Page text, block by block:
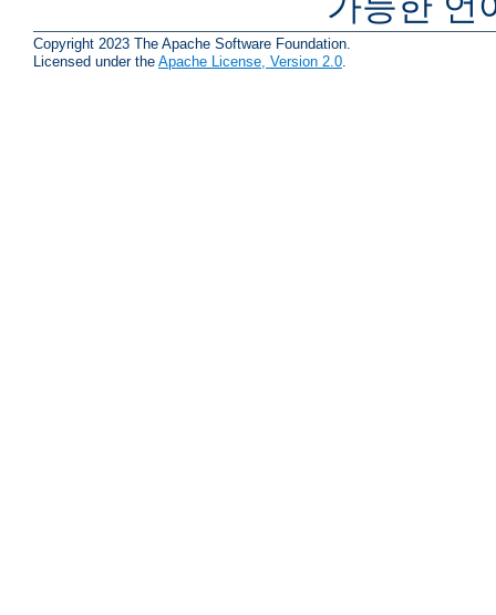
Copyright 2023 The Apache Software Foundation.
Licensed under the Apache License, Version 2.0.